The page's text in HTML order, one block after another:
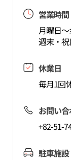
営業時間
月曜日～
週末・祝
休業日
毎月1回
お問い
+82-51-
駐車施設